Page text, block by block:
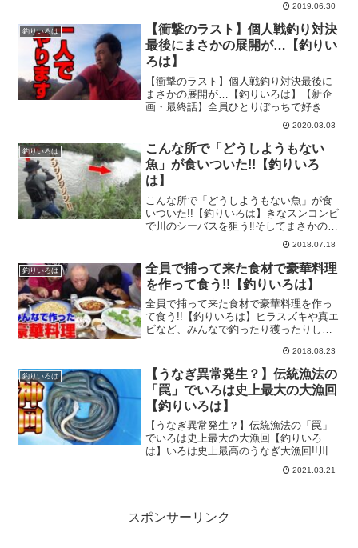
いろはのタイトル：『実家の庭でうなぎ
を焼いて食う!!』の釣り動画です。『釣り
いろは』は...
2019.06.30
釣りいろは
【衝撃のラスト】個人戦釣り対決
最後にまさかの展開が…【釣りい
ろは】
【衝撃のラスト】個人戦釣り対決最後に
まさかの展開が…【釣りいろは】【新企
画・最終話】全員ひとりぼっちで好きな
場所へ行き釣り対決最終話!!勝敗は制限時
間内に９つのミッションをより多くクリ
アした人の勝ちとなりますが勝ったのは
一体誰？そして衝撃の...
2020.03.03
釣りいろは
こんな所で「どうしようもない
魚」が食いついた!!【釣りいろ
は】
こんな所で「どうしようもない魚」が食
いついた!!【釣りいろは】きなスンコンビ
で川のシーバスを狙う‼そしてまさかのヒ
ットにきなさん成すすべも無く…釣りい
ろはのタイトル：『こんな所で「どうし
ようもない魚」が食いついた!!』の釣り動
画です。『釣り...
2018.07.18
釣りいろは
全員で捕って来た食材で豪華料理
を作って食う!!【釣りいろは】
全員で捕って来た食材で豪華料理を作っ
て食う!!【釣りいろは】ヒラスズキや真エ
ビなど、みんなで釣ったり獲ったりした
釣りいろはのタイトル：『全員で捕って
来た食材で豪華料理を作って食う!!』の釣
り動画です。...
2018.08.23
釣りいろは
【うなぎ異常発生？】伝統漁法の
「罠」でいろは史上最大の大漁回
【釣りいろは】
【うなぎ異常発生？】伝統漁法の「罠」
でいろは史上最大の大漁回【釣りいろ
は】いろは史上最高のうなぎ大漁回!!川に
仕掛けてある罠（うなぎ塚）の中から次
から次へとうなぎが飛び出てきます!!釣り
2021.03.21
スポンサーリンク